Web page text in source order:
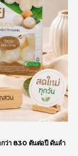
กว่า 830 ตันต่อปี ดันลำ